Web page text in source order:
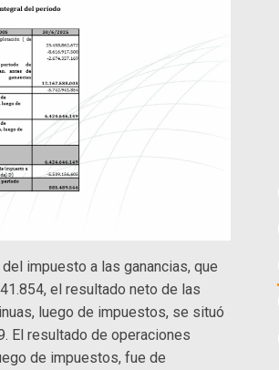
impuesto a las ganancias, que
el resultado neto de las
luego de impuestos, se situó
El resultado de operaciones
de impuestos, fue de